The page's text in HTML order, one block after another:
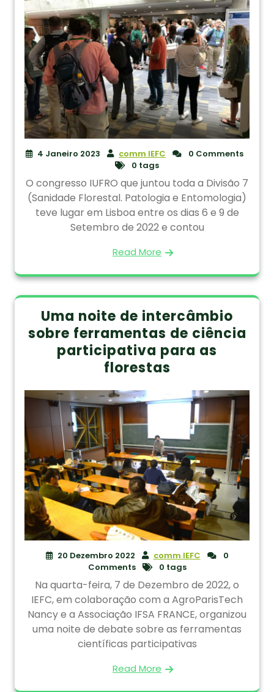
4 Janeiro 2023 comm IEFC
0 Comments
0 tags
O congresso IUFRO que juntou toda a Divisão 7
(Sanidade Florestal. Patologia e Entomologia)
teve lugar em Lisboa entre os dias 6 e 9 de
Setembro de 2022 e contou
Read More
Uma noite de intercâmbio
sobre ferramentas de ciência
participativa para as
florestas
20 Dezembro 2022 comm IEFC
0
Comments
0 tags
Na quarta-feira, 7 de Dezembro de 2022, o
IEFC, em colaboração com a AgroParisTech
Nancy e a Associação IFSA FRANCE, organizou
uma noite de debate sobre as ferramentas
científicas participativas
Read More